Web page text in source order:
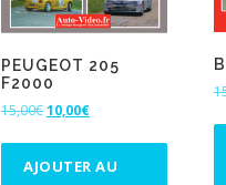
PEUGEOT 205
F2000
15,00€L
r
10,00€L
r
AJOUTER AU